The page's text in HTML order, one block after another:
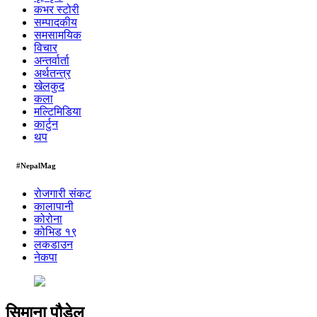
कभर स्टोरी
सम्पादकीय
समसामयिक
विचार
अन्तर्वार्ता
अर्थतन्त्र
खेलकुद
कला
मल्टिमिडिया
कार्टुन
थप
#NepalMag
रोजगारी संकट
कालापानी
कोरोना
कोभिड १९
लकडाउन
नेकपा
सिमाना पौडेल